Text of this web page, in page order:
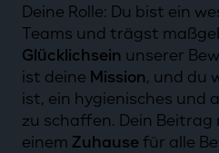
Deine Rolle: Du bist ein
Teams und trägst
Glücklichsein unserer
ist deine Mission, und du
ist, ein hygienisches und
zu schaffen. Dein
einem Zuhause für alle